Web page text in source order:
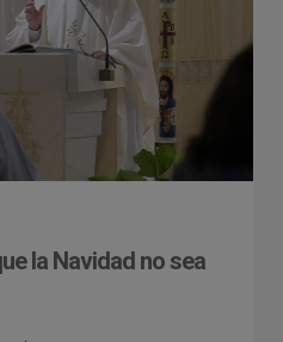
la Navidad no sea